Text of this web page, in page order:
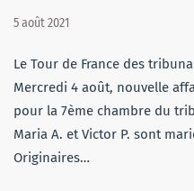
5 août 2021
Le Tour de France des
Mercredi 4 août, nouvelle
pour la 7ème chambre du
Maria A. et Victor P. sont
Originaires…